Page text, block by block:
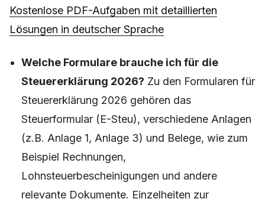
Kostenlose PDF-Aufgaben mit detaillierten
Lösungen in deutscher Sprache
Welche Formulare brauche ich für die
Steuererklärung 2026? Zu den Formularen für
Steuererklärung 2026 gehören das
Steuerformular (E-Steu), verschiedene Anlagen
(z.B. Anlage 1, Anlage 3) und Belege, wie zum
Beispiel Rechnungen,
Lohnsteuerbescheinigungen und andere
relevante Dokumente. Einzelheiten zur